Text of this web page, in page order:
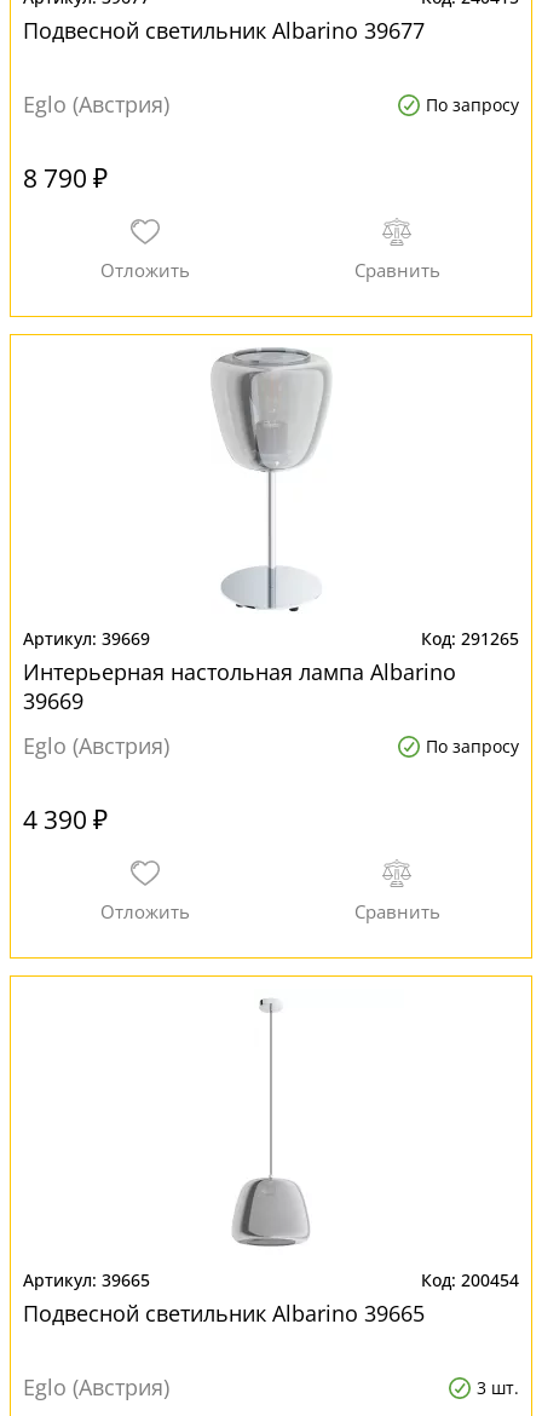
Подвесной светильник Albarino 39677
Eglo (Австрия) По запросу
8 790 ₽
39669 291265
Интерьерная настольная лампа Albarino
39669
Eglo (Австрия)
По запросу
4 390 ₽
39665 200454
Подвесной светильник Albarino 39665
Eglo (Австрия) 3 шт.